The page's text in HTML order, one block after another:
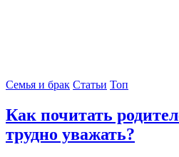
Семья и брак Статьи Топ
Как почитать
трудно уважать?